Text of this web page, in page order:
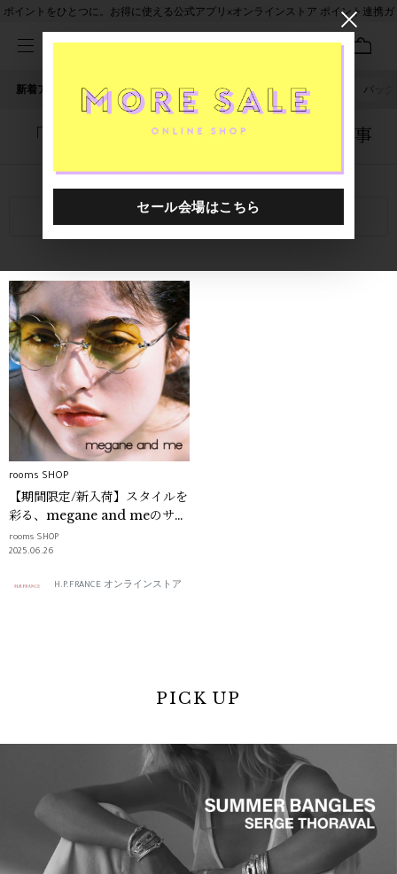
ポイントをひとつに。お得に使える公式アプリ×オンラインストア ポイント連携ガ
新着アイテム 人気ワード セール 40th限定 ピアス バッグ
「5038102.2510015.0020」に関する記事
関連キーワード
rooms SHOP
【期間限定/新入荷】スタイルを
彩る、megane and meのサン
グラス｜rooms SHOP
rooms SHOP
2025.06.26
H.P.FRANCE オンラインストア
PICK UP